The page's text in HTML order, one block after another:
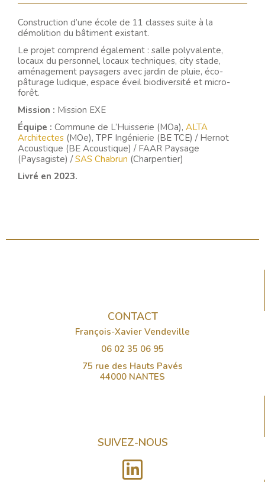
Construction d’une école de 11 classes suite à la
démolition du bâtiment existant.
Le projet comprend également : salle polyvalente,
locaux du personnel, locaux techniques, city stade,
aménagement paysagers avec jardin de pluie, éco-
pâturage ludique, espace éveil biodiversité et micro-
forêt.
Mission : Mission EXE
Équipe : Commune de L’Huisserie (MOa), ALTA
Architectes (MOe), TPF Ingénierie (BE TCE) / Hernot
Acoustique (BE Acoustique) / FAAR Paysage
(Paysagiste) /SAS Chabrun (Charpentier)
Livré en 2023.
CONTACT
François-Xavier Vendeville
06 02 35 06 95
75 rue des Hauts Pavés
44000 NANTES
SUIVEZ-NOUS